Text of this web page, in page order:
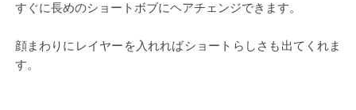
すぐに長めのショートボブにヘアチェンジできます。
顔まわりにレイヤーを入れればショートらしさも出てくれま
す。